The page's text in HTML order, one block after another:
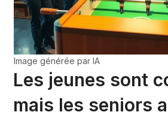
Image générée par IA
Les jeunes sont
mais les seniors